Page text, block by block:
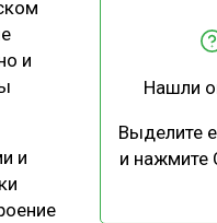
ДИСКУССИЯ
и
и
Нашли
Выделите
и нажмите